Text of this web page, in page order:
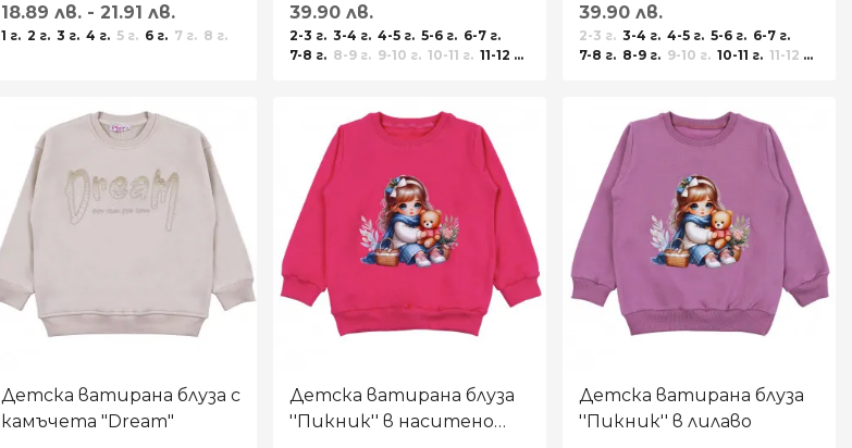
18.89 лв. - 21.91 лв.
1 г. 2 г. 3 г. 4 г. 5 г. 6 г. 7 г. 8 г.
39.90 лв.
2-3 г. 3-4 г. 4-5 г. 5-6 г. 6-7 г.
7-8 г. 8-9 г. 9-10 г. 10-11 г. 11-12 г.
39.90 лв.
2-3 г. 3-4 г. 4-5 г. 5-6 г. 6-7 г.
7-8 г. 8-9 г. 9-10 г. 10-11 г. 11-12 г.
Детска ватирана блуза с
камъчета "Dream"
Детска ватирана блуза
''Пикник'' в наситено
Детска ватирана блуза
''Пикник'' в лилаво